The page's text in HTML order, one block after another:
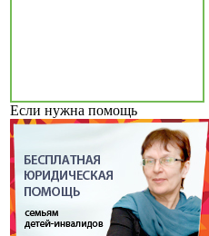
Если нужна помощь